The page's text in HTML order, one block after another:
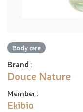
Body care
Brand :
Douce Nature
Member:
Ekibio